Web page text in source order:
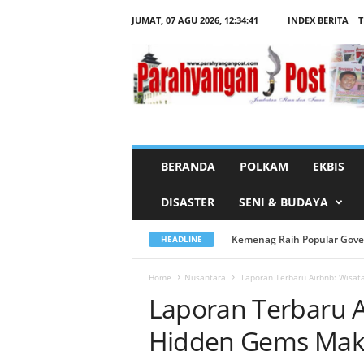
JUMAT, 07 AGU 2026, 12:34:42 INDEX BERITA
r
a
n
a
W
BERANDA POLKAM EKBIS
DISASTER SENI & BUDAYA
HEADLINE Kemenag Raih Popular
Tabayyun di Era Digital:
Home Nusantara Laporan Terbaru Airbnb:
Laporan Terbaru
Hidden Gems